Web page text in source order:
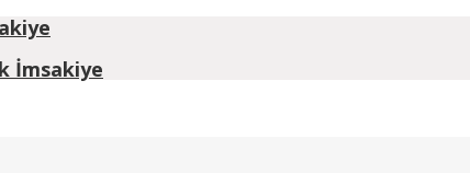
İmsakiye